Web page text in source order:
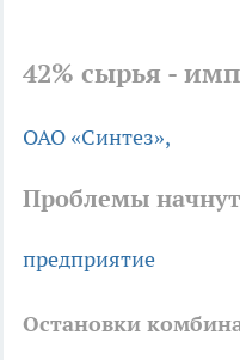
42% сырья -
ОАО «Синтез»,
Проблемы
предприятие
Остановки